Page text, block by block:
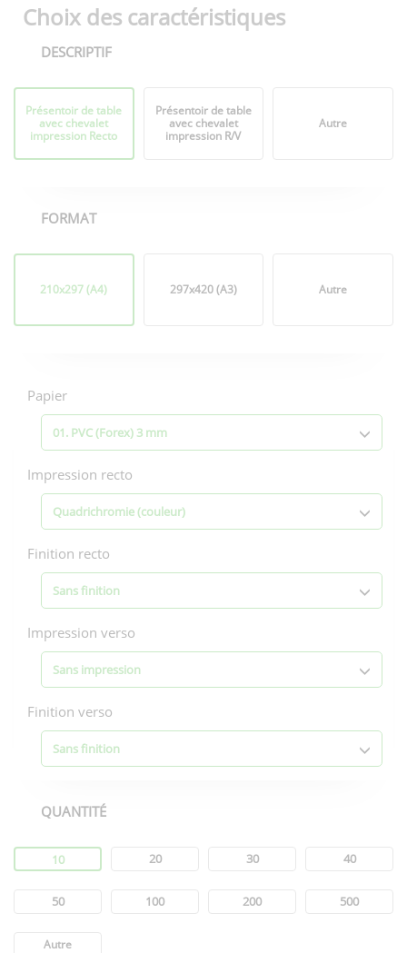
Choix des caractéristiques
Format
plié
DESCRIPTIF
Présentoir de table
avec chevalet
impression Recto
Présentoir de table
avec chevalet
impression R/V
Autre
Format
FORMAT
210x297 (A4) 297x420 (A3) Autre
d'impression
Papier
01. PVC (Forex) 3 mm
Impression recto
Quadrichromie (couleur)
Finition recto
Sans finition
Impression verso
Sans impression
Finition verso
Sans finition
Quantité
QUANTITÉ
10 20 30 40
50 100 200 500
Autre